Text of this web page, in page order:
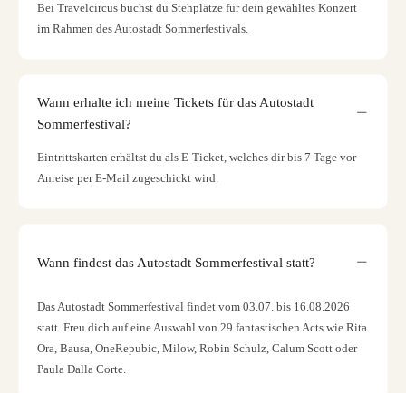
Bei Travelcircus buchst du Stehplätze für dein gewähltes Konzert
im Rahmen des Autostadt Sommerfestivals.
Wann erhalte ich meine Tickets für das Autostadt
Sommerfestival?
Eintrittskarten erhältst du als E-Ticket, welches dir bis 7 Tage vor
Anreise per E-Mail zugeschickt wird.
Wann findest das Autostadt Sommerfestival statt?
Das Autostadt Sommerfestival findet vom 03.07. bis 16.08.2026
statt. Freu dich auf eine Auswahl von 29 fantastischen Acts wie Rita
Ora, Bausa, OneRepubic, Milow, Robin Schulz, Calum Scott oder
Paula Dalla Corte.